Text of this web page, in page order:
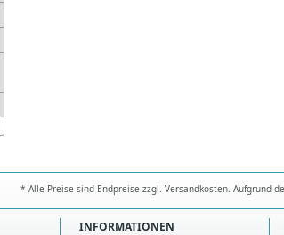
* Alle Preise sind Endpreise zzgl. Versandkosten. Aufgrund
INFORMATIONEN